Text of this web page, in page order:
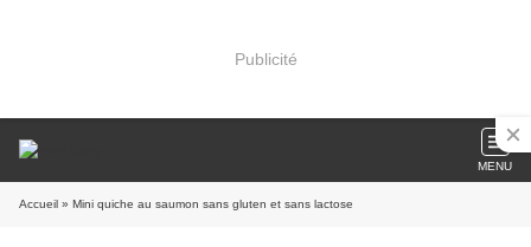
Publicité
MENU
Accueil » Mini quiche au saumon sans gluten et sans lactose